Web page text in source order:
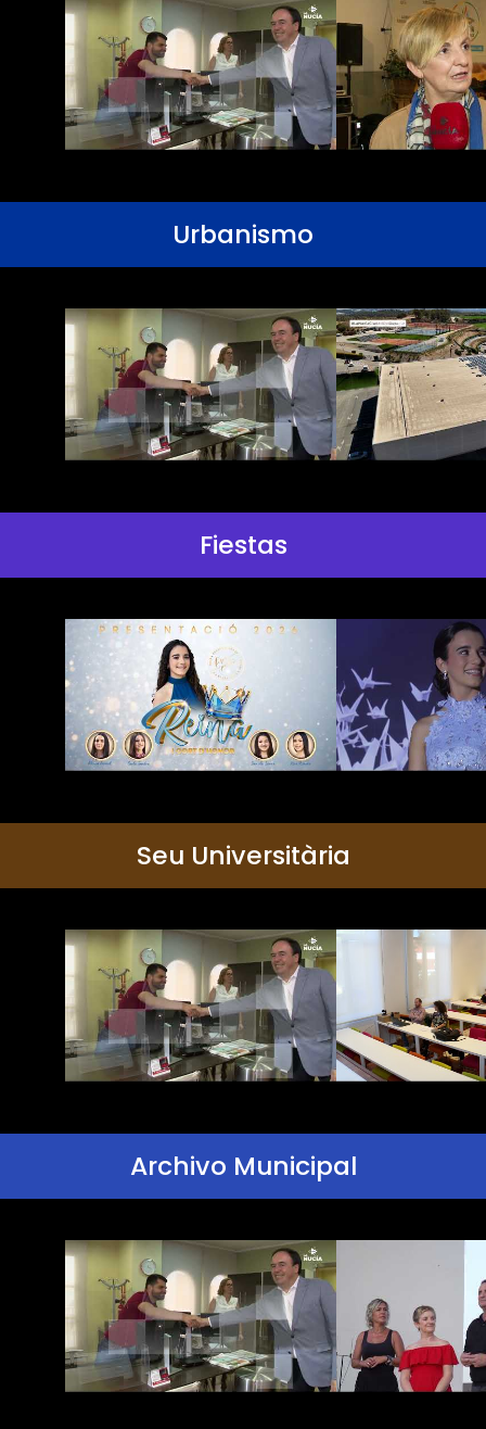
Urbanismo
Fiestas
Seu Universitària
Archivo Municipal